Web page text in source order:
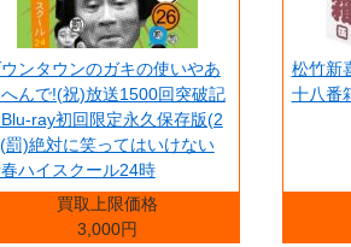
ンタウンのガキの使いやあ
んで!(祝)放送1500回突破記
ray初回限定永久保存版(2
罰)絶対に笑ってはいけない
ハイスクール24時
買取上限価格
3,000円
松竹新
十八番